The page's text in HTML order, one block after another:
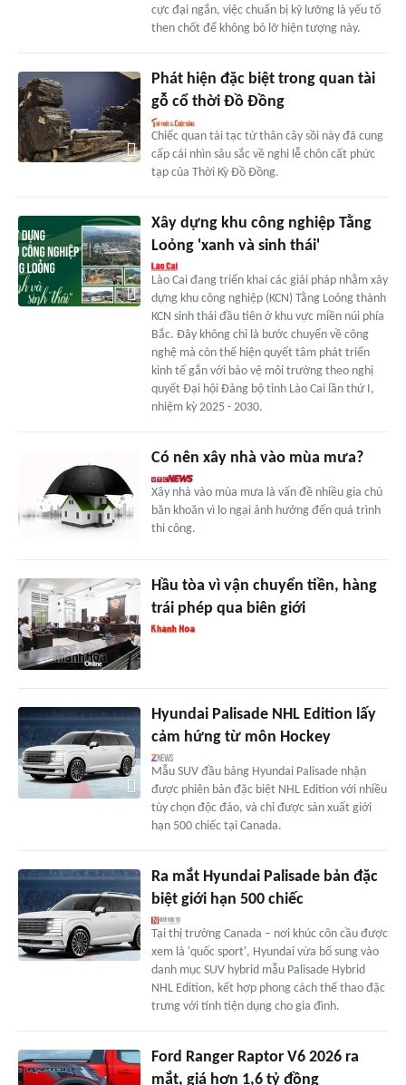
cực đại ngắn, việc chuẩn bị kỹ lưỡng là yếu tố
then chốt để không bỏ lỡ hiện tượng này.
Phát hiện đặc biệt trong quan tài
gỗ cổ thời Đồ Đồng
Chiếc quan tài tạc từ thân cây sồi này đã cung
cấp cái nhìn sâu sắc về nghi lễ chôn cất phức
tạp của Thời Kỳ Đồ Đồng.
Xây dựng khu công nghiệp Tằng
Loỏng 'xanh và sinh thái'
Lào Cai đang triển khai các giải pháp nhằm xây
dựng khu công nghiệp (KCN) Tằng Loỏng thành
KCN sinh thái đầu tiên ở khu vực miền núi phía
Bắc. Đây không chỉ là bước chuyển về công
nghệ mà còn thể hiện quyết tâm phát triển
kinh tế gắn với bảo vệ môi trường theo nghị
quyết Đại hội Đảng bộ tỉnh Lào Cai lần thứ I,
nhiệm kỳ 2025 - 2030.
Có nên xây nhà vào mùa mưa?
Xây nhà vào mùa mưa là vấn đề nhiều gia chủ
băn khoăn vì lo ngại ảnh hưởng đến quá trình
thi công.
Hầu tòa vì vận chuyển tiền, hàng
trái phép qua biên giới
Hyundai Palisade NHL Edition lấy
cảm hứng từ môn Hockey
Mẫu SUV đầu bảng Hyundai Palisade nhận
được phiên bản đặc biệt NHL Edition với nhiều
tùy chọn độc đáo, và chỉ được sản xuất giới
hạn 500 chiếc tại Canada.
Ra mắt Hyundai Palisade bản đặc
biệt giới hạn 500 chiếc
Tại thị trường Canada – nơi khúc côn cầu được
xem là 'quốc sport', Hyundai vừa bổ sung vào
danh mục SUV hybrid mẫu Palisade Hybrid
NHL Edition, kết hợp phong cách thể thao đặc
trưng với tính tiện dụng cho gia đình.
Ford Ranger Raptor V6 2026 ra
mắt, giá hơn 1,6 tỷ đồng